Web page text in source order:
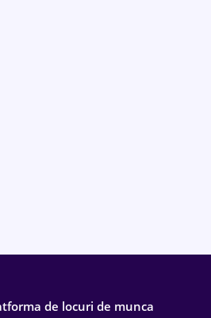
de locuri de munca